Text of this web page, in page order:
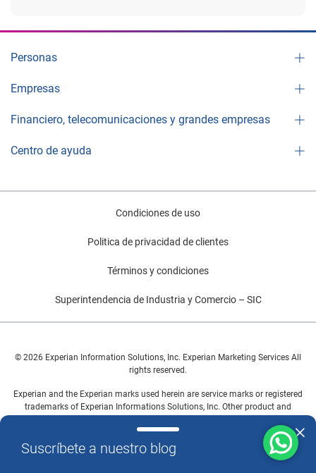
Suscríbete a nuestro blog
Personas
Empresas
Financiero, telecomunicaciones y grandes empresas
Centro de ayuda
Condiciones de uso
Politica de privacidad de clientes
Términos y condiciones
Superintendencia de Industria y Comercio – SIC
© 2026 Experian Information Solutions, Inc. Experian Marketing Services All
rights reserved.
Experian and the Experian marks used herein are service marks or registered
trademarks of Experian Informations Solutions, Inc. Other product and
owners.